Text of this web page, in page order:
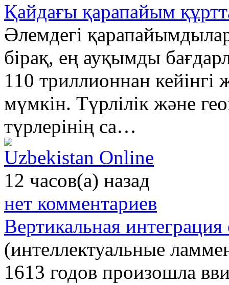
Қайдағы қарапайым
Әлемдегі
бірақ, ең ауқымды
110 триллионнан кейінгі
мүмкін. Түрлілік және
түрлерінің са…
Uzbekistan Online
12 часов(а) назад
нет комментариев
Вертикальная
(интеллектуальные
1613 годов произошла